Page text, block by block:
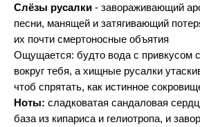
Слёзы русалки - завораживающий
песни, манящей и затягивающий
их почти смертоносные объятия
Ощущается: будто вода с привкусом
вокруг тебя, а хищные русалки
чтоб спрятать, как истинное
Ноты: сладковатая сандаловая
база из кипариса и гелиотропа, и